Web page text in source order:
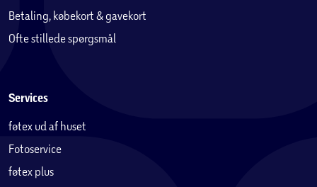
Betaling, købekort & gavekort
Ofte stillede spørgsmål
Services
føtex ud af huset
Fotoservice
føtex plus